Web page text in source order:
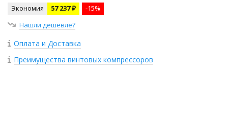
Экономия 57 237 ₽
-15%
Нашли дешевле?
Оплата и Доставка
Преимущества винтовых компрессоров